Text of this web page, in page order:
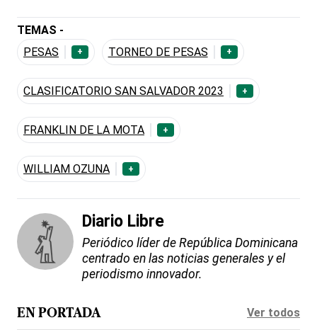
TEMAS -
PESAS
+ TORNEO DE PESAS +
CLASIFICATORIO SAN SALVADOR 2023 +
FRANKLIN DE LA MOTA +
WILLIAM OZUNA +
Diario Libre
Periódico líder de República Dominicana
centrado en las noticias generales y el
periodismo innovador.
EN PORTADA Ver todos